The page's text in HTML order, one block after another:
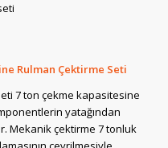
Rulman Çektirme Seti
7 ton çekme kapasitesine
yatağından
Mekanik çektirme 7 tonluk